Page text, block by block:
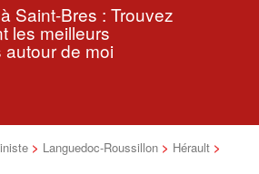
Saint-Bres : Trouvez
les meilleurs
de moi
> Languedoc-Roussillon > Hérault >